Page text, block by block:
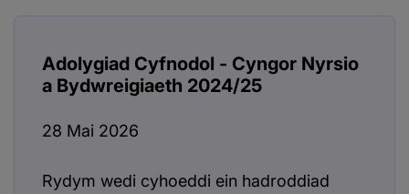
Adolygiad Cyfnodol - Cyngor Nyrsio
a Bydwreigiaeth 2024/25
28 Mai 2026
Rydym wedi cyhoeddi ein hadroddiad